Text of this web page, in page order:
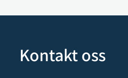
Kontakt oss